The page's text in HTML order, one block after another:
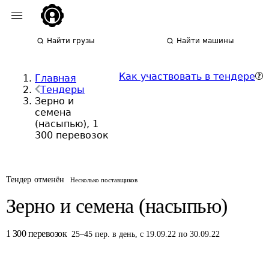
Найти грузы Найти машины
Главная
Тендеры
Зерно и
семена
(насыпью), 1
300 перевозок
Как участвовать в тендере
Тендер отменён Несколько поставщиков
Зерно и семена (насыпью)
1 300 перевозок 25–45 пер. в день,с 19.09.22 по 30.09.22